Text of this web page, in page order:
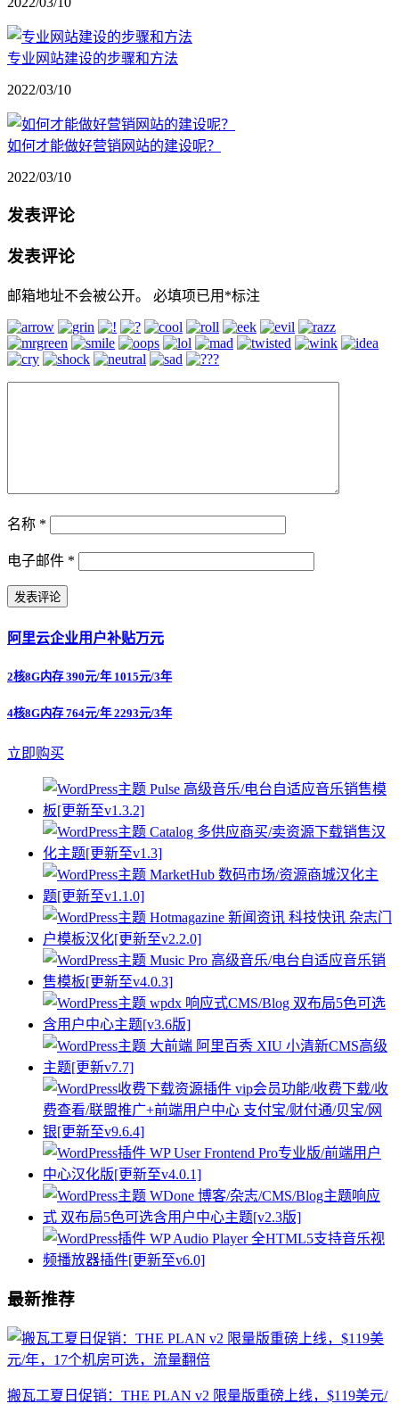
专业网站建设的步骤和方法
2022/03/10
如何才能做好营销网站的建设呢？
2022/03/10
发表评论
发表评论
邮箱地址不会被公开。 必填项已用 *标注
名称 *
电子邮件 *
阿里云企业用户补贴万元
2核8G内存 390元/年 1015元/3年
4核8G内存 764元/年 2293元/3年
立即购买
最新推荐
搬瓦工夏日促销：THE PLAN v2 限量版重磅上线，$119美元/